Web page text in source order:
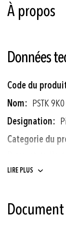
À propos
Données
Plus
d'informations
PSTK 9K0
LIRE PLUS
Document